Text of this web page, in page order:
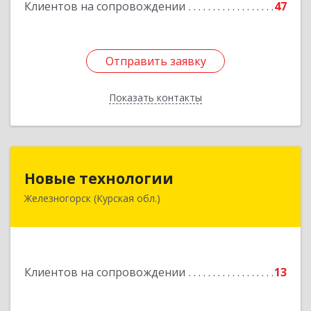
Клиентов на сопровождении 47
Отправить заявку
Показать контакты
Отправить заявку
Назад
Новые технологии
Железногорск (Курская обл.)
Клиентов на сопровождении 13
307170, Курская обл, Железногорский р-н,
Подробнее